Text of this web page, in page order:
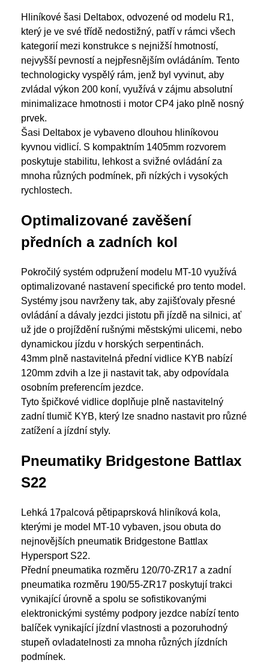
Hliníkové šasi Deltabox, odvozené od modelu R1,
který je ve své třídě nedostižný, patří v rámci všech
kategorií mezi konstrukce s nejnižší hmotností,
nejvyšší pevností a nejpřesnějším ovládáním. Tento
technologicky vyspělý rám, jenž byl vyvinut, aby
zvládal výkon 200 koní, využívá v zájmu absolutní
minimalizace hmotnosti i motor CP4 jako plně nosný
prvek.
Šasi Deltabox je vybaveno dlouhou hliníkovou
kyvnou vidlicí. S kompaktním 1405mm rozvorem
poskytuje stabilitu, lehkost a svižné ovládání za
mnoha různých podmínek, při nízkých i vysokých
rychlostech.
Optimalizované zavěšení
předních a zadních kol
Pokročilý systém odpružení modelu MT-10 využívá
optimalizované nastavení specifické pro tento model.
Systémy jsou navrženy tak, aby zajišťovaly přesné
ovládání a dávaly jezdci jistotu při jízdě na silnici, ať
už jde o projíždění rušnými městskými ulicemi, nebo
dynamickou jízdu v horských serpentinách.
43mm plně nastavitelná přední vidlice KYB nabízí
120mm zdvih a lze ji nastavit tak, aby odpovídala
osobním preferencím jezdce.
Tyto špičkové vidlice doplňuje plně nastavitelný
zadní tlumič KYB, který lze snadno nastavit pro různé
zatížení a jízdní styly.
Pneumatiky Bridgestone Battlax
S22
Lehká 17palcová pětipaprsková hliníková kola,
kterými je model MT-10 vybaven, jsou obuta do
nejnovějších pneumatik Bridgestone Battlax
Hypersport S22.
Přední pneumatika rozměru 120/70-ZR17 a zadní
pneumatika rozměru 190/55-ZR17 poskytují trakci
vynikající úrovně a spolu se sofistikovanými
elektronickými systémy podpory jezdce nabízí tento
balíček vynikající jízdní vlastnosti a pozoruhodný
stupeň ovladatelnosti za mnoha různých jízdních
podmínek.